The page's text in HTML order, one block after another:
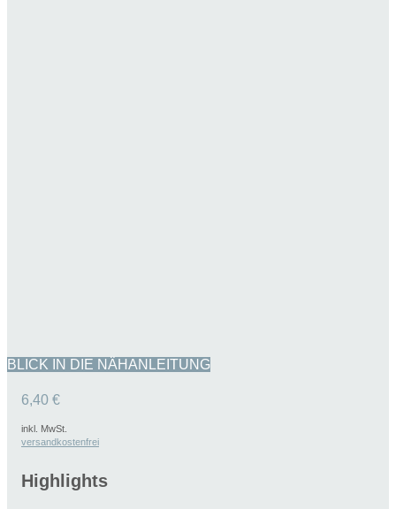
BLICK IN DIE NÄHANLEITUNG
6,40 €
inkl. MwSt.
versandkostenfrei
Highlights